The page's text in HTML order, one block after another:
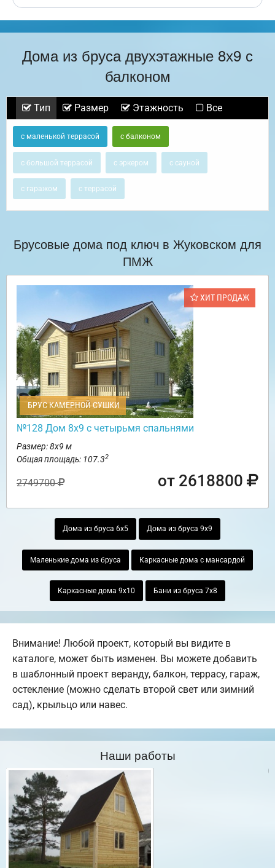
Дома из бруса двухэтажные 8х9 с
балконом
Тип Размер Этажность Все
с маленькой террасой с балконом
с большой террасой с эркером с сауной
с гаражом с террасой
Брусовые дома под ключ в Жуковском для
ПМЖ
ХИТ ПРОДАЖ
БРУС КАМЕРНОЙ СУШКИ
№128 Дом 8х9 с четырьмя спальнями
Размер: 8х9 м
Общая площадь: 107.32
2749700 от 2618800
Дома из бруса 6х5 Дома из бруса 9х9
Маленькие дома из бруса Каркасные дома с мансардой
Каркасные дома 9х10 Бани из бруса 7х8
Внимание! Любой проект, который вы видите в
каталоге, может быть изменен. Вы можете добавить
в шаблонный проект веранду, балкон, террасу, гараж,
остекление (можно сделать второй свет или зимний
сад), крыльцо или навес.
Наши работы